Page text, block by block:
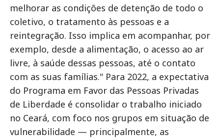
melhorar as condições de detenção de todo o
coletivo, o tratamento às pessoas e a
reintegração. Isso implica em acompanhar, por
exemplo, desde a alimentação, o acesso ao ar
livre, à saúde dessas pessoas, até o contato
com as suas famílias." Para 2022, a expectativa
do Programa em Favor das Pessoas Privadas
de Liberdade é consolidar o trabalho iniciado
no Ceará, com foco nos grupos em situação de
vulnerabilidade — principalmente, as